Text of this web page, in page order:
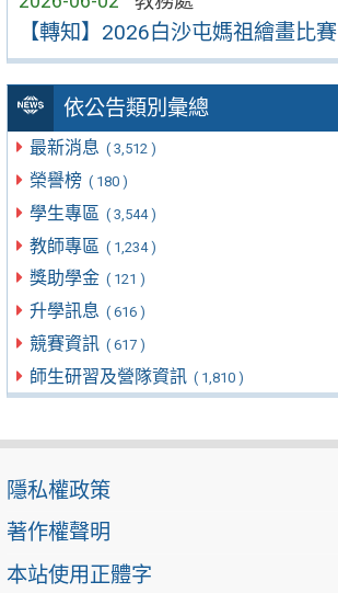
【轉知】2026白沙屯媽祖繪畫比賽
依公告類別彙總
最新消息 ( 3,512 )
榮譽榜 ( 180 )
學生專區 ( 3,544 )
教師專區 ( 1,234 )
獎助學金 ( 121 )
升學訊息 ( 616 )
競賽資訊 ( 617 )
師生研習及營隊資訊 ( 1,810 )
隱私權政策
著作權聲明
本站使用正體字